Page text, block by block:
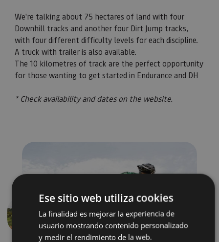
We're talking about 75 hectares of land with four
Downhill tracks and another four Dirt Jump tracks,
with four different difficulty levels for each discipline.
A truck with trailer is also available.
The 10 kilometres of track are the perfect opportunity
for those wanting to get started in Endurance and DH
* Check availability and dates on the website.
Previous
Ese sitio web utiliza cookies
La finalidad es mejorar la experiencia de
usuario mostrando contenido personalizado
y medir el rendimiento de la web.